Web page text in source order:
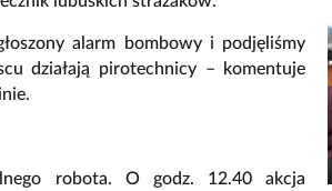
alarm bombowy i podjęliśmy
działają pirotechnicy – komentuje
robota. O godz. 12.40 akcja